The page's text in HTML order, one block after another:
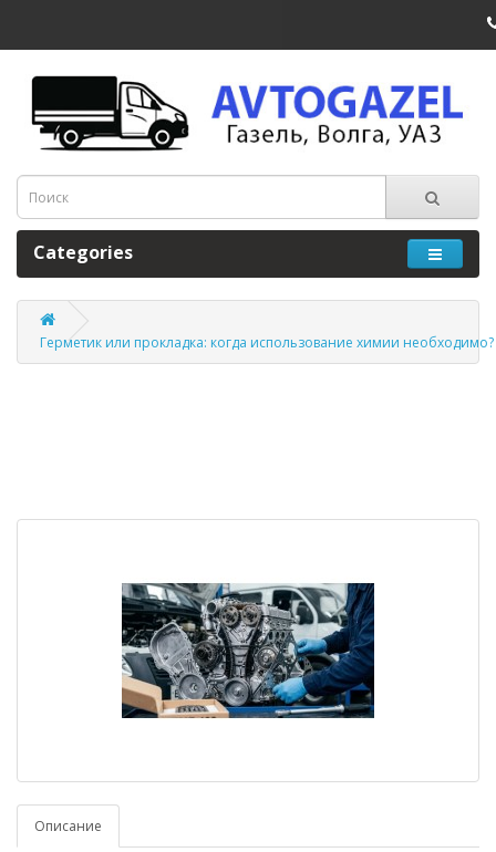
Categories
Герметик или прокладка: когда использование химии необходимо?
Описание